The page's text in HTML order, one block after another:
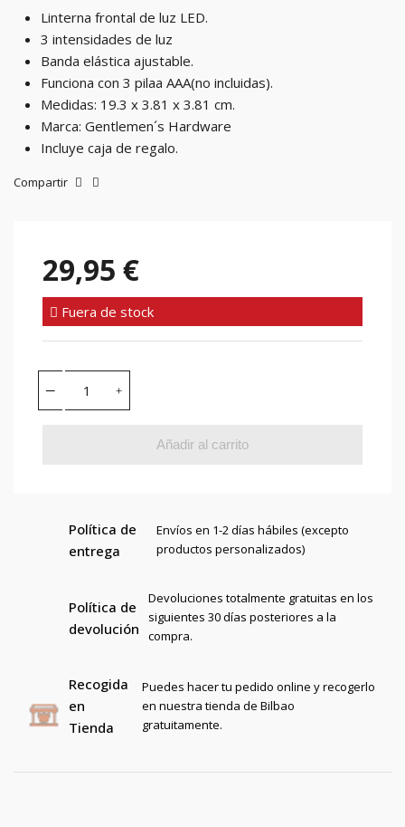
Linterna frontal de luz LED.
3 intensidades de luz
Banda elástica ajustable.
Funciona con 3 pilaa AAA(no incluidas).
Medidas: 19.3 x 3.81 x 3.81 cm.
Marca: Gentlemen´s Hardware
Incluye caja de regalo.
Compartir
29,95 €
Fuera de stock
Añadir al carrito
Política de
entrega
Envíos en 1-2 días hábiles (excepto
productos personalizados)
Política de
devolución
Devoluciones totalmente gratuitas en los
siguientes 30 días posteriores a la
compra.
Recogida
en
Tienda
Puedes hacer tu pedido online y recogerlo
en nuestra tienda de Bilbao
gratuitamente.